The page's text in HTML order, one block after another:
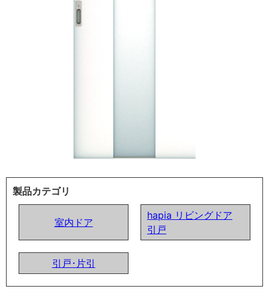
製品カテゴリ
室内ドア
hapia リビングドア
引戸
引戸･片引